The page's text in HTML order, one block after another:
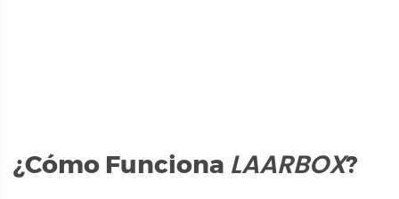
¿Cómo Funciona LAARBOX?